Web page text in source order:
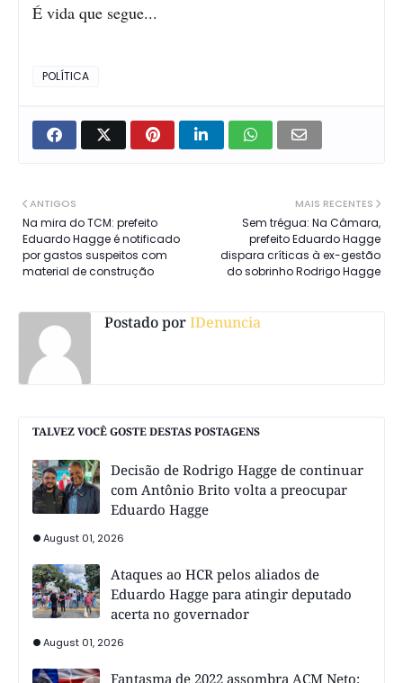
É vida que segue...
POLÍTICA
MAIS RECENTES
Sem trégua: Na Câmara,
prefeito Eduardo Hagge
dispara críticas à ex-gestão
do sobrinho Rodrigo Hagge
ANTIGOS
Na mira do TCM: prefeito
Eduardo Hagge é notificado
por gastos suspeitos com
material de construção
Postado porIDenuncia
TALVEZ VOCÊ GOSTE DESTAS POSTAGENS
Decisão de Rodrigo Hagge de continuar
com Antônio Brito volta a preocupar
Eduardo Hagge
August 01, 2026
Ataques ao HCR pelos aliados de
Eduardo Hagge para atingir deputado
acerta no governador
August 01, 2026
Fantasma de 2022 assombra ACM Neto: